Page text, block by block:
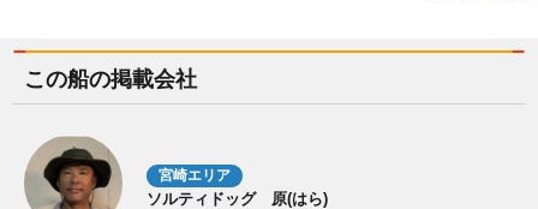
この船の掲載会社
宮崎エリア
ソルティドッグ 原(はら)